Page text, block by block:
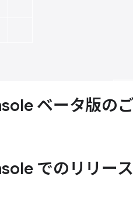
ベータ版の
でのリリー